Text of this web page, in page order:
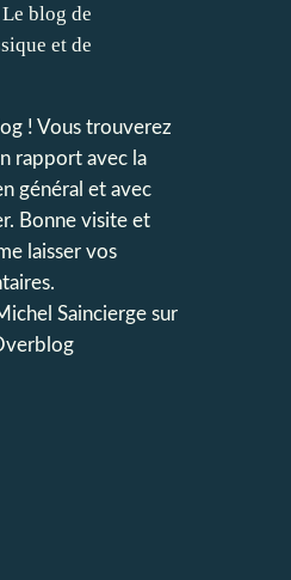
! Vous trouverez
rapport avec la
général et avec
Bonne visite et
laisser vos
Sainciergesur